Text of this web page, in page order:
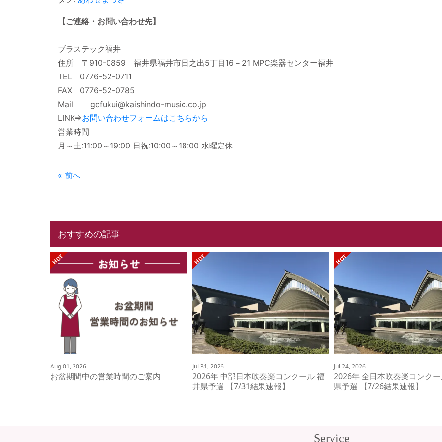
【ご連絡・お問い合わせ先】
ブラステック福井
住所 〒910-0859 福井県福井市日之出5丁目16－21 MPC楽器センター福井
TEL 0776-52-0711
FAX 0776-52-0785
Mail gcfukui@kaishindo-music.co.jp
LINK⇒お問い合わせフォームはこちらから
営業時間
月～土:11:00～19:00 日祝:10:00～18:00 水曜定休
« 前へ
おすすめの記事
Aug 01, 2026
お盆期間中の営業時間のご案内
Jul 31, 2026
2026年 中部日本吹奏楽コンクール 福
井県予選 【7/31結果速報】
Jul 24, 2026
2026年 全日本吹奏楽コンク
県予選 【7/26結果速報】
Service